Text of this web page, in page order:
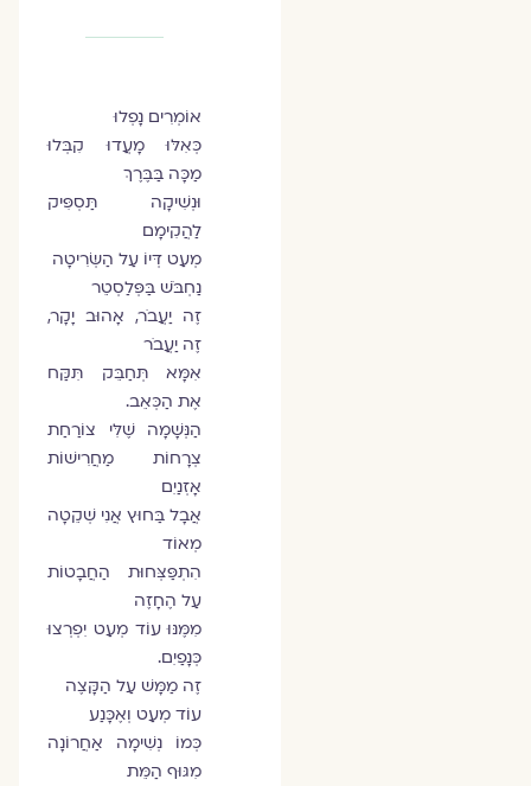
אוֹמְרִים נָפְלוּ
כְּאִלּוּ מָעֲדוּ קִבְּלוּ
מַכָּה בַּבֶּרֶךְ
וּנְשִׁיקָה תַּסְפִּיק
לַהֲקִימָם
מְעַט דְּיוֹ עַל הַשְּׂרִיטָה
נַחְבֹּשׁ בַּפְּלַסְטֵר
זֶה יַעֲבֹר, אָהוּב יָקָר,
זֶה יַעֲבֹר
אִמָּא תְּחַבֵּק תִּקַּח
אֶת הַכְּאֵב.
הַנְּשָׁמָה שֶׁלִּי צוֹרַחַת
צְרָחוֹת מַחֲרִישׁוֹת
אָזְנַיִם
אֲבָל בַּחוּץ אֲנִי שְׁקֵטָה
מְאוֹד
הִתְפַּצְּחוּת הַחֲבָטוֹת
עַל הֶחָזֶה
מִמֶּנּוּ עוֹד מְעַט יִפְרְצוּ
כְּנָפַיִם.
זֶה מַמָּשׁ עַל הַקָּצֶה
עוֹד מְעַט וְאֶכָּנַע
כְּמוֹ נְשִׁימָה אַחֲרוֹנָה
מִגּוּף הַמֵּת